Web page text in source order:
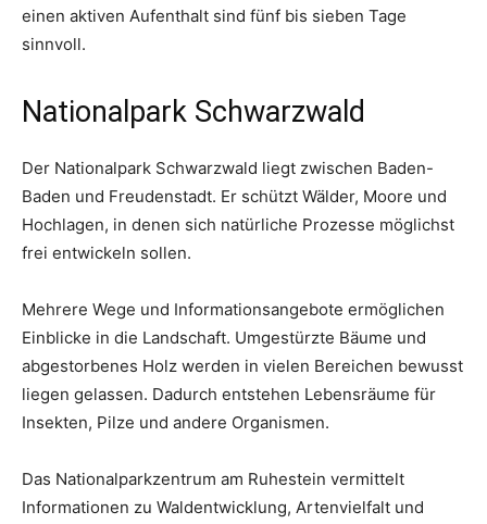
einen aktiven Aufenthalt sind fünf bis sieben Tage
sinnvoll.
Nationalpark Schwarzwald
Der Nationalpark Schwarzwald liegt zwischen Baden-
Baden und Freudenstadt. Er schützt Wälder, Moore und
Hochlagen, in denen sich natürliche Prozesse möglichst
frei entwickeln sollen.
Mehrere Wege und Informationsangebote ermöglichen
Einblicke in die Landschaft. Umgestürzte Bäume und
abgestorbenes Holz werden in vielen Bereichen bewusst
liegen gelassen. Dadurch entstehen Lebensräume für
Insekten, Pilze und andere Organismen.
Das Nationalparkzentrum am Ruhestein vermittelt
Informationen zu Waldentwicklung, Artenvielfalt und